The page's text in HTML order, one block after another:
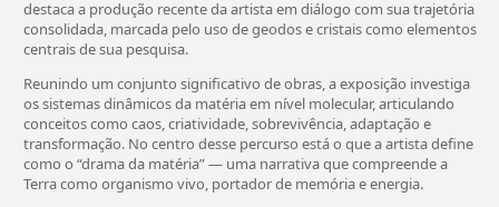
destaca a produção recente da artista em diálogo com sua trajetória
consolidada, marcada pelo uso de geodos e cristais como elementos
centrais de sua pesquisa.
Reunindo um conjunto significativo de obras, a exposição investiga
os sistemas dinâmicos da matéria em nível molecular, articulando
conceitos como caos, criatividade, sobrevivência, adaptação e
transformação. No centro desse percurso está o que a artista define
como o “drama da matéria” — uma narrativa que compreende a
Terra como organismo vivo, portador de memória e energia.